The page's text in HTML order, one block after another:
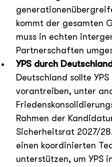
kommt der gesamten
muss in echten
Partnerschaften
YPS durch
Deutschland sollte
vorantreiben, unter
Rahmen der
Sicherheitsrat 2027/
einen koordinierten
unterstützen, um YPS